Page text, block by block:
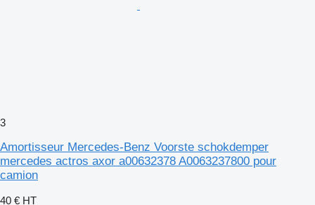
3
Amortisseur Mercedes-Benz Voorste schokdemper
mercedes actros axor a00632378 A0063237800 pour
camion
40 € HT